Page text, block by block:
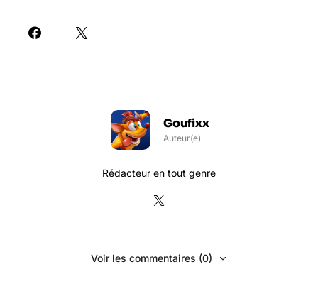
Goufixx
Auteur(e)
Rédacteur en tout genre
Voir les commentaires (0)